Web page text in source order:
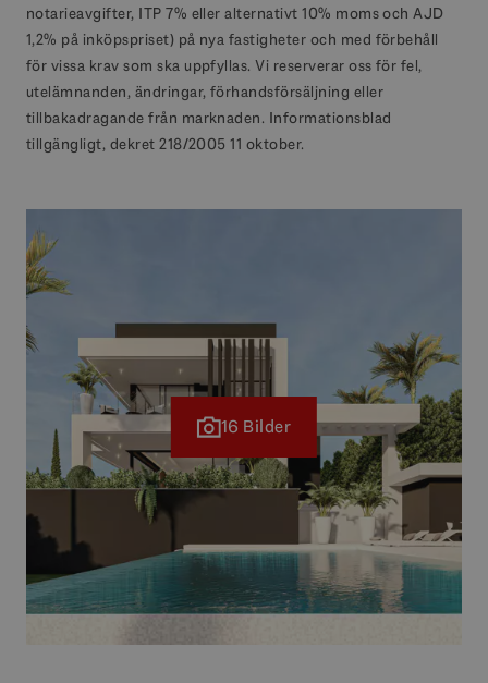
notarieavgifter, ITP 7% eller alternativt 10% moms och AJD
1,2% på inköpspriset) på nya fastigheter och med förbehåll
för vissa krav som ska uppfyllas. Vi reserverar oss för fel,
utelämnanden, ändringar, förhandsförsäljning eller
tillbakadragande från marknaden. Informationsblad
tillgängligt, dekret 218/2005 11 oktober.
16 Bilder